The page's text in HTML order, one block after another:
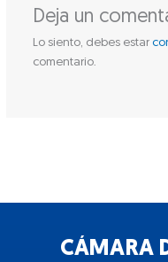
Deja un
Lo siento, debes estar
comentario.
CÁMARA